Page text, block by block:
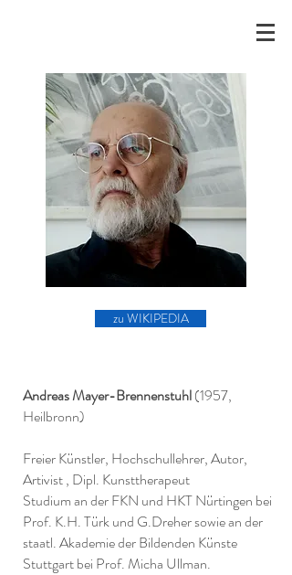
zu WIKIPEDIA
Andreas Mayer-Brennenstuhl(1957,
Heilbronn)
Freier Künstler, Hochschullehrer, Autor,
Artivist , Dipl. Kunsttherapeut
Studium an der FKN und HKT Nürtingen bei
Prof. K.H. Türk und G.Dreher sowie an der
staatl. Akademie der Bildenden Künste
Stuttgart bei Prof. Micha Ullman.